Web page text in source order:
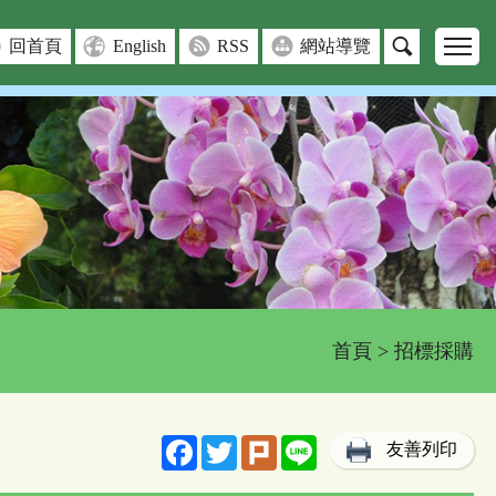
回首頁 English RSS 網站導覽
首頁 > 招標採購
FacebookTwitterPlurk Line 友善列印